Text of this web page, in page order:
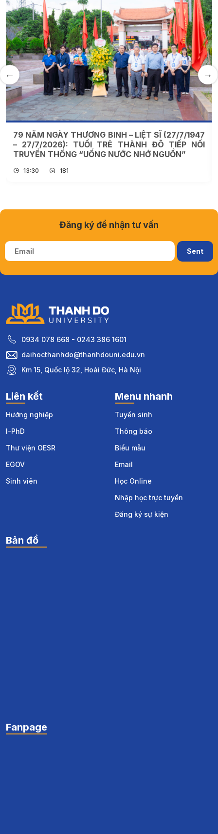
79 NĂM NGÀY THƯƠNG BINH – LIỆT SĨ (27/7/1947
– 27/7/2026): TUỔI TRẺ THÀNH ĐÔ TIẾP NỐI
TRUYỀN THỐNG “UỐNG NƯỚC NHỚ NGUỒN”
13:30 181
0934 078 668 - 0243 386 1601
daihocthanhdo@thanhdouni.edu.vn
Km 15, Quốc lộ 32, Hoài Đức, Hà Nội
Liên kết
Hướng nghiệp
I-PhD
Thư viện OESR
EGOV
Sinh viên
Menu nhanh
Tuyển sinh
Thông báo
Biểu mẫu
Email
Học Online
Nhập học trực tuyến
Đăng ký sự kiện
Bản đồ
Fanpage
Đăng ký để nhận tư vấn